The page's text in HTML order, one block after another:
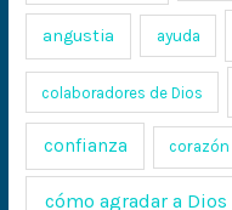
angustia ayuda
colaboradores de Dios
confianza corazón
cómo agradar a Dios